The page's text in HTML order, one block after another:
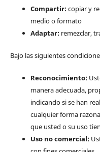
Compartir:copiar y
medio o formato
Adaptar:remezclar,
Bajo las siguientes
Reconocimiento:
manera adecuada,
indicando si se han
cualquier forma
que usted o su uso
Uso no comercial: